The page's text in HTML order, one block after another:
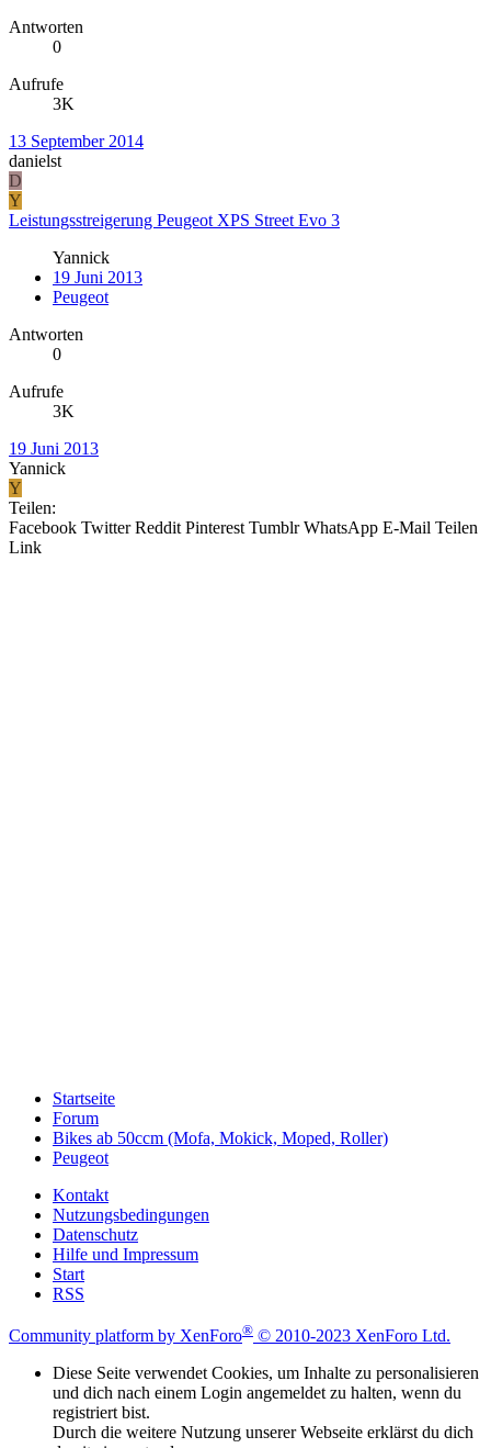
Antworten
0
Aufrufe
3K
13 September 2014
danielst
D
Y
Leistungsstreigerung Peugeot XPS Street Evo 3
Yannick
19 Juni 2013
Peugeot
Antworten
0
Aufrufe
3K
19 Juni 2013
Yannick
Y
Teilen:
Facebook Twitter Reddit Pinterest Tumblr WhatsApp E-Mail Teilen
Link
Startseite
Forum
Bikes ab 50ccm (Mofa, Mokick, Moped, Roller)
Peugeot
Kontakt
Nutzungsbedingungen
Datenschutz
Hilfe und Impressum
Start
RSS
Community platform by XenForo® © 2010-2023 XenForo Ltd.
Diese Seite verwendet Cookies, um Inhalte zu personalisieren
und dich nach einem Login angemeldet zu halten, wenn du
registriert bist.
Durch die weitere Nutzung unserer Webseite erklärst du dich